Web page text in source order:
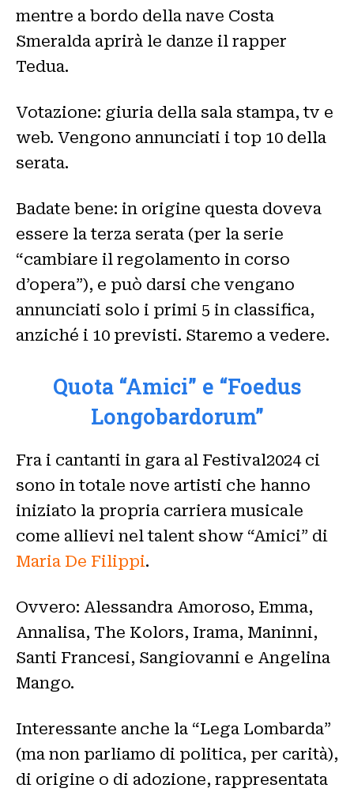
mentre a bordo della nave Costa
Smeralda aprirà le danze il rapper
Tedua.
Votazione: giuria della sala stampa, tv e
web. Vengono annunciati i top 10 della
serata.
Badate bene: in origine questa doveva
essere la terza serata (per la serie
“cambiare il regolamento in corso
d’opera”), e può darsi che vengano
annunciati solo i primi 5 in classifica,
anziché i 10 previsti. Staremo a vedere.
Quota “Amici” e “Foedus
Longobardorum”
Fra i cantanti in gara al Festival2024 ci
sono in totale nove artisti che hanno
iniziato la propria carriera musicale
come allievi nel talent show “Amici” di
Maria De Filippi.
Ovvero: Alessandra Amoroso, Emma,
Annalisa, The Kolors, Irama, Maninni,
Santi Francesi, Sangiovanni e Angelina
Mango.
Interessante anche la “Lega Lombarda”
(ma non parliamo di politica, per carità),
di origine o di adozione, rappresentata